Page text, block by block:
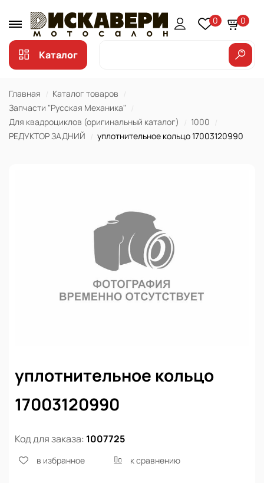
0 0
Каталог
Главная
Каталог товаров
Запчасти "Русская Механика"
Для квадроциклов (оригинальный каталог)
1000
РЕДУКТОР ЗАДНИЙ
уплотнительное кольцо 17003120990
уплотнительное кольцо
17003120990
Код для заказа: 1007725
в избранное к сравнению